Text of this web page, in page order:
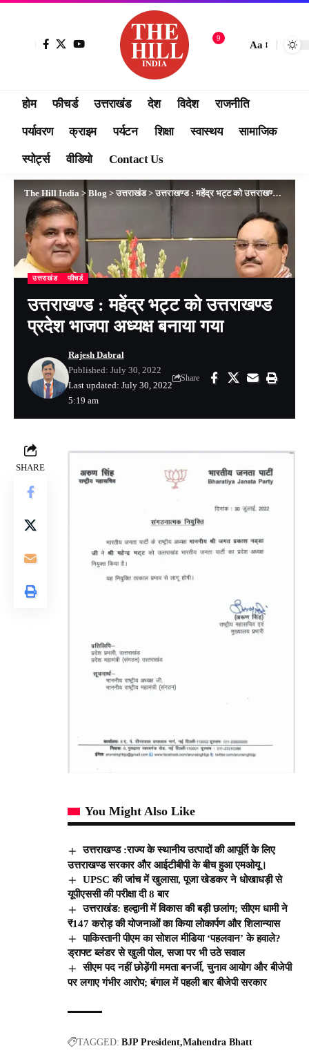
9
Aa
होम फीचर्ड उत्तराखंड देश विदेश राजनीति
पर्यावरण क्राइम पर्यटन शिक्षा स्वास्थय सामाजिक
स्पोर्ट्स वीडियो Contact Us
The Hill India > Blog >उत्तराखंड>उत्तराखण्ड : महेंद्र भट्ट को उत्तराखण्ड प्रदेश भाजपा अध्यक्ष बनाया गया
उत्तराखंड फीचर्ड
उत्तराखण्ड : महेंद्र भट्ट को उत्तराखण्ड
प्रदेश भाजपा अध्यक्ष बनाया गया
Last updated: July 30, 2022
5:19 am
Rajesh Dabral
Published: July 30, 2022
Share
SHARE
You Might Also Like
उत्तराखण्ड :राज्य के स्थानीय उत्पादों की आपूर्ति के लिए
उत्तराखण्ड सरकार और आईटीबीपी के बीच हुआ एमओयू।
UPSC की जांच में खुलासा, पूजा खेडकर ने धोखाधड़ी से
यूपीएससी की परीक्षा दी 8 बार
उत्तराखंड: हल्द्वानी में विकास की बड़ी छलांग; सीएम धामी ने
₹147 करोड़ की योजनाओं का किया लोकार्पण और शिलान्यास
पाकिस्तानी पीएम का सोशल मीडिया ‘पहलवान’ के हवाले?
ड्राफ्ट ब्लंडर से खुली पोल, सजा पर भी उठे सवाल
सीएम पद नहीं छोड़ेंगी ममता बनर्जी, चुनाव आयोग और बीजेपी
पर लगाए गंभीर आरोप; बंगाल में पहली बार बीजेपी सरकार
TAGGED: BJP President Mahendra Bhatt